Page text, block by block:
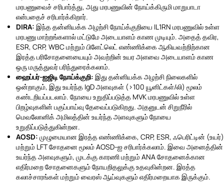
மரபணுவைச் சரிபார்த்து, அது மரபணுவின் நோய்க்கிருமி மாறுபாடா
என்பதைச் சரிபார்க்கிறார்.
DIRA: இந்த தன்னியக்க அழற்சி நோய்க்குறியை IL1RN மரபணுவில் உள்ள
மரபணு மாற்றங்களால் மட்டுமே அடையாளம் காண முடியும். அதைத் தவிர,
ESR, CRP, WBC மற்றும் பிளேட்லெட் எண்ணிக்கை ஆகியவற்றிற்கான
இரத்த பரிசோதனையையும் அவற்றின் உயர அளவை அடையாளம் காண
ஒரு மருத்துவர் பரிந்துரைக்கலாம்.
ஹைப்பர்-ஐஜிடி நோய்க்குறி: இது தன்னியக்க அழற்சி நிலைகளில்
ஒன்றாகும், இது உயர்ந்த IgD அளவுகள் (>100 யூனிட்கள்/லி) மூலம்
கண்டறியப்படலாம். நோயை உறுதிப்படுத்த MVK மரபணுவில் உள்ள
பிறழ்வுகளின் பகுப்பாய்வு தேவைப்படுகிறது. அதனுடன் சிறுநீரில்
மெவலோனிக் அமிலத்தின் உயர்ந்த அளவுகளும் நோயை
உறுதிப்படுத்துகின்றன.
AOSD: முழுமையான இரத்த எண்ணிக்கை, CRP, ESR, ஃபெரிட்டின் (உயர்)
மற்றும் LFT சோதனை மூலம் AOSD-ஐ சரிபார்க்கலாம். இவை அனைத்தின்
உயர்ந்த அளவுகளும், முடக்கு காரணி மற்றும் ANA சோதனைக்கான
எதிர்மறை சோதனைகளும் நோயறிதலுக்கு உதவுகின்றன. இரத்த
கலாச்சாரங்கள் மற்றும் வைரஸ் ஆய்வுகளும் எதிர்மறையாக இருக்கும்.